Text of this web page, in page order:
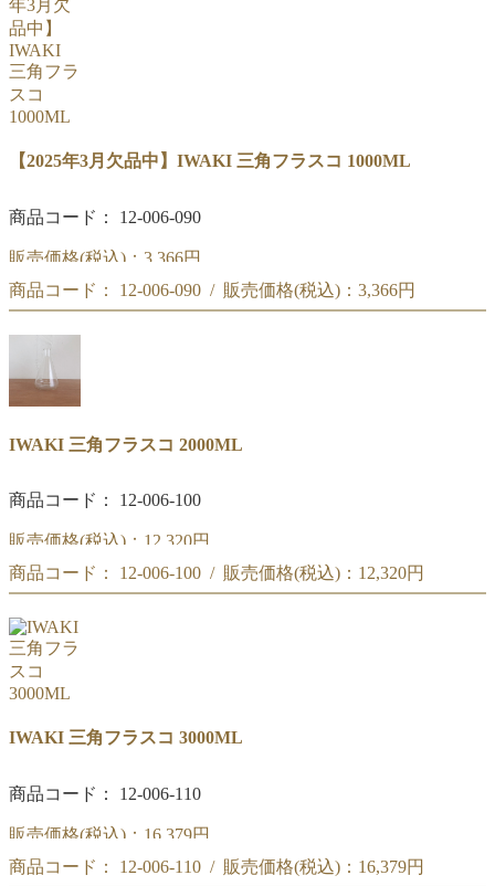
【2025年3月欠品中】IWAKI 三角フラスコ 1000ML
商品コード： 12-006-090
販売価格(税込)： 3,366円
三角フラスコ 1000ML
商品コード： 12-006-090 / 販売価格(税込)： 3,366円
三角フラスコ 1000ML
IWAKI 三角フラスコ 2000ML
商品コード： 12-006-100
販売価格(税込)： 12,320円
三角フラスコ 2000ML
商品コード： 12-006-100 / 販売価格(税込)： 12,320円
三角フラスコ 2000ML
IWAKI 三角フラスコ 3000ML
商品コード： 12-006-110
販売価格(税込)： 16,379円
三角フラスコ 3000ML
商品コード： 12-006-110 / 販売価格(税込)： 16,379円